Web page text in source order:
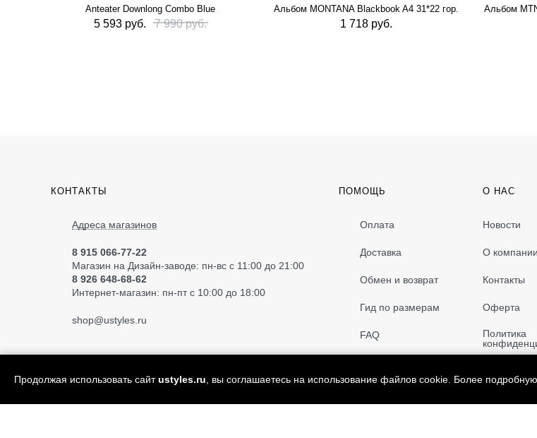
Anteater Downlong Combo Blue
5 593 руб. 7 990 руб.
Альбом MONTANA Blackbook A4 31*22 гор.
1 718 руб.
Альбом
КОНТАКТЫ
Адреса магазинов
8 915 066-77-22
Магазин на Дизайн-заводе: пн-вс с 11:00 до 21:00
8 926 648-68-62
Интернет-магазин: пн-пт с 10:00 до 18:00
shop@ustyles.ru
ПОМОЩЬ
Оплата
Доставка
Обмен и возврат
Гид по размерам
FAQ
О НАС
Новости
О компании
Контакты
Оферта
Политика
© 2004—2026 «Ustyles» ИП Акимов А.Е.
Продолжая использовать сайтustyles.ru , вы соглашаетесь на использование файлов cookie. Более